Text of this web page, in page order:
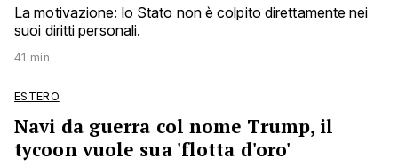
La motivazione: lo Stato non è colpito direttamente nei
suoi diritti personali.
41 min
ESTERO
Navi da guerra col nome Trump, il
tycoon vuole sua 'flotta d'oro'